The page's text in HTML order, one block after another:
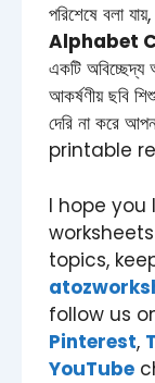
পরিশেষে বলা
Alphabet
একটি
আকর্ষণীয় ছবি
দেরি না করে
printable
I hope
topics,
follow us
Pinterest,
YouTube